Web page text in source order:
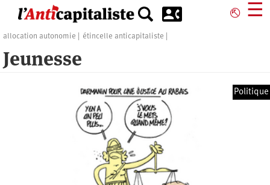
contenu
⎋ ☰
allocation autonomie étincelle anticapitaliste
Jeunesse
Politique